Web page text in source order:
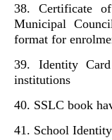
38. Certificate
Municipal
format for
39. Identity
institutions
40. SSLC book
41. School